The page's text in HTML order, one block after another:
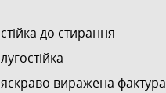
стійка до стирання
лугостійка
яскраво виражена фактура